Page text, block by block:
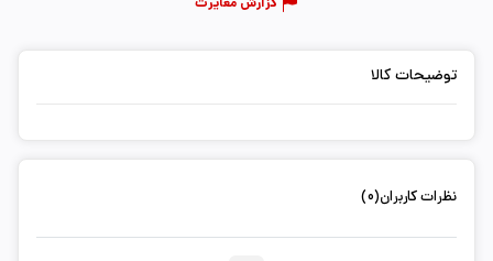
گزارش مغایرت
توضیحات کالا
نظرات کاربران(0)